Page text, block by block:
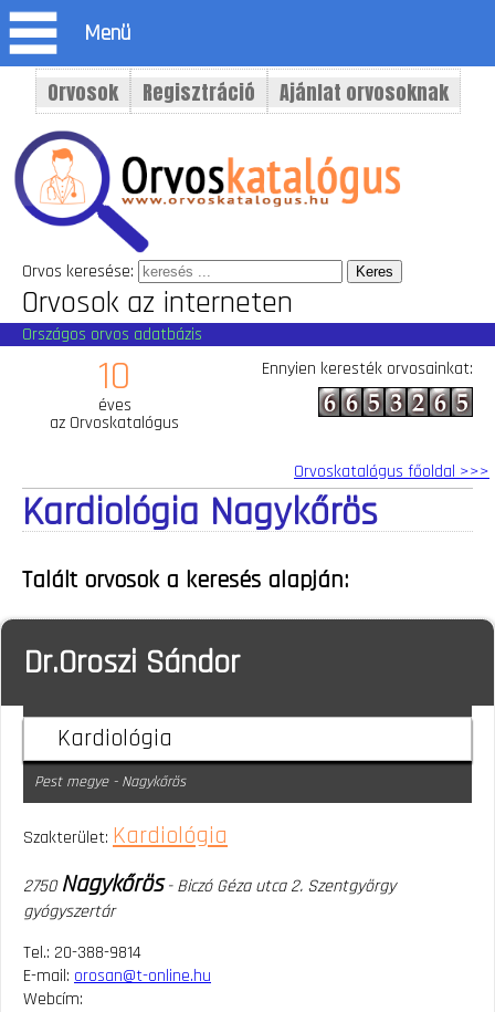
Orvos keresése:
Orvosok az interneten
Országos orvos adatbázis
10
éves
az Orvoskatalógus
Ennyien keresték orvosainkat:
Orvosok Regisztráció Ajánlat orvosoknak
Menü
Orvoskatalógus főoldal >>>
Kardiológia Nagykőrös
Talált orvosok a keresés alapján:
Dr.Oroszi Sándor
Kardiológia
Pest megye - Nagykőrös
Szakterület: Kardiológia
2750Nagykőrös- Biczó Géza utca 2. Szentgyörgy
gyógyszertár
Tel.: 20-388-9814
E-mail: orosan@t-online.hu
Webcím: